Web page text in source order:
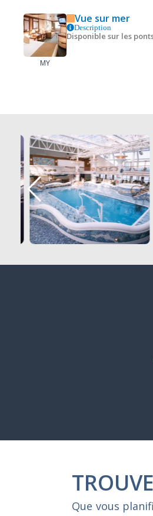
MY
Vue sur mer
Description
Disponible sur les
Que vous